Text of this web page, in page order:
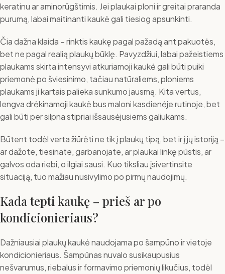
keratinu ar aminorūgštimis. Jei plaukai ploni ir greitai praranda
purumą, labai maitinanti kaukė gali tiesiog apsunkinti.
Čia dažna klaida – rinktis kaukę pagal pažadą ant pakuotės,
bet ne pagal realią plaukų būklę. Pavyzdžiui, labai pažeistiems
plaukams skirta intensyvi atkuriamoji kaukė gali būti puiki
priemonė po šviesinimo, tačiau natūraliems, ploniems
plaukams ji kartais palieka sunkumo jausmą. Kita vertus,
lengva drėkinamoji kaukė bus maloni kasdienėje rutinoje, bet
gali būti per silpna stipriai išsausėjusiems galiukams.
Būtent todėl verta žiūrėti ne tik į plaukų tipą, bet ir į jų istoriją –
ar dažote, tiesinate, garbanojate, ar plaukai linkę pūstis, ar
galvos oda riebi, o ilgiai sausi. Kuo tiksliau įsivertinsite
situaciją, tuo mažiau nusivylimo po pirmų naudojimų.
Kada tepti kaukę – prieš ar po
kondicionieriaus?
Dažniausiai plaukų kaukė naudojama po šampūno ir vietoje
kondicionieriaus. Šampūnas nuvalo susikaupusius
nešvarumus, riebalus ir formavimo priemonių likučius, todėl